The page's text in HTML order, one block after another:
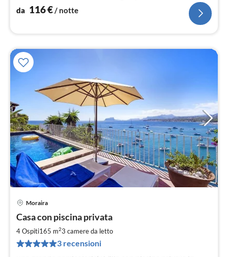
condizionata. Spiaggia a circa 900m, paese, ristoranti,
da 116€ / notte
Moraira
Casa con piscina privata
4 Ospiti165 m23 camere da letto
3 recensioni